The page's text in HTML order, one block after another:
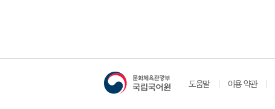
도움말 이용 약관